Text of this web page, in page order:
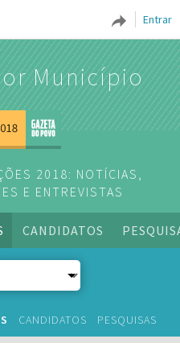
Entrar
Município
2018: NOTÍCIAS,
E ENTREVISTAS
CANDIDATOS
CANDIDATOS PESQUISAS